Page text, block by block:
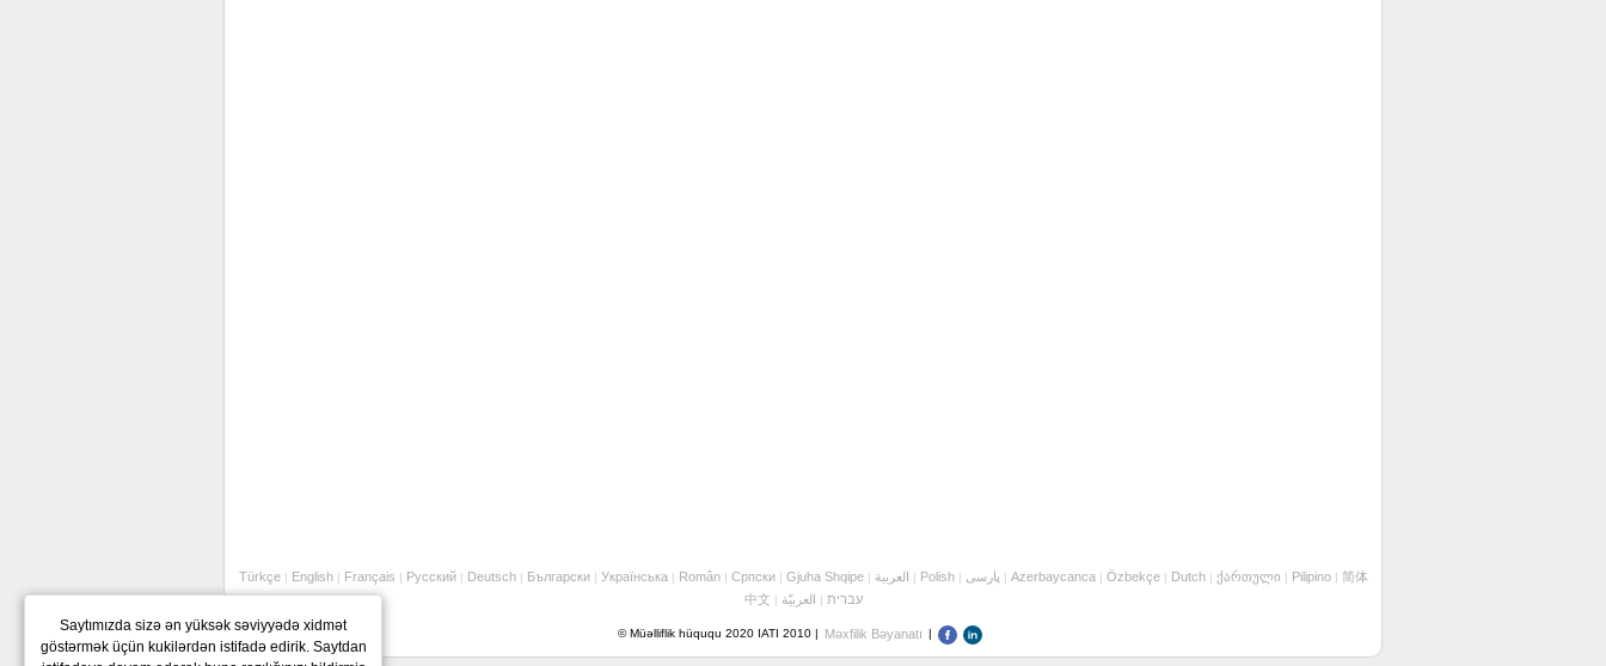
Türkçe| English| Français | Русский| Deutsch| Български| Українська| Român| Cрпски| Gjuha Shqipe| العربية | Polish| پارسی | Azerbaycanca| Özbekçe| Dutch| ქართული | Pilipino| 简体
中文 | עברית | العربيّة
© Müəlliflik hüququ 2020 IATI 2010 | Məxfilik Bəyanatı |
Saytımızda sizə ən yüksək səviyyədə xidmət
göstərmək üçün kukilərdən istifadə edirik. Saytdan